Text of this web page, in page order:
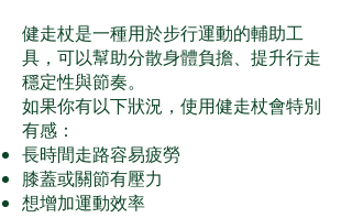
健走杖是一種用於步行運動的輔助工
具，可以幫助分散身體負擔、提升行走
穩定性與節奏。
如果你有以下狀況，使用健走杖會特別
有感：
長時間走路容易疲勞
膝蓋或關節有壓力
想增加運動效率